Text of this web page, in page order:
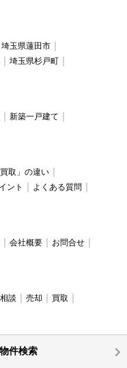
埼玉県蓮田市
埼玉県杉戸町
新築一戸建て
取」の違い
ント
よくある質問
会社概要
お問合せ
談 売却
買取
件検索